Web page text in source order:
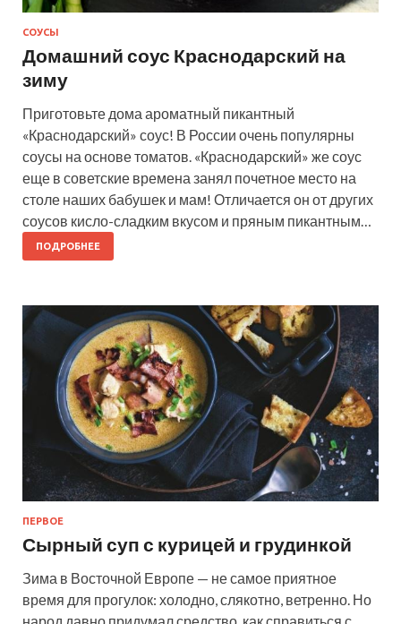
СОУСЫ
Домашний соус Краснодарский на
зиму
Приготовьте дома ароматный пикантный
«Краснодарский» соус! В России очень популярны
соусы на основе томатов. «Краснодарский» же соус
еще в советские времена занял почетное место на
столе наших бабушек и мам! Отличается он от других
соусов кисло-сладким вкусом и пряным пикантным…
ПОДРОБНЕЕ
ПЕРВОЕ
Сырный суп с курицей и грудинкой
Зима в Восточной Европе — не самое приятное
время для прогулок: холодно, слякотно, ветренно. Но